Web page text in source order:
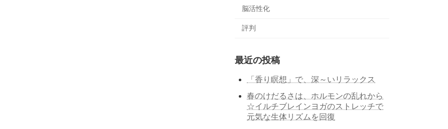
脳活性化
評判
最近の投稿
「香り瞑想」で、深～いリラックス
春のけだるさは、ホルモンの乱れから
☆イルチブレインヨガのストレッチで
元気な生体リズムを回復